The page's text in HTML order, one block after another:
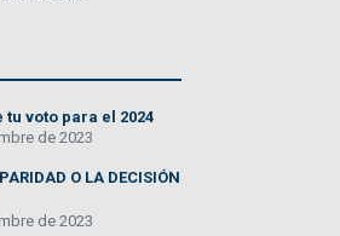
tu voto para el 2024
de 2023
O LA DECISIÓN
de 2023